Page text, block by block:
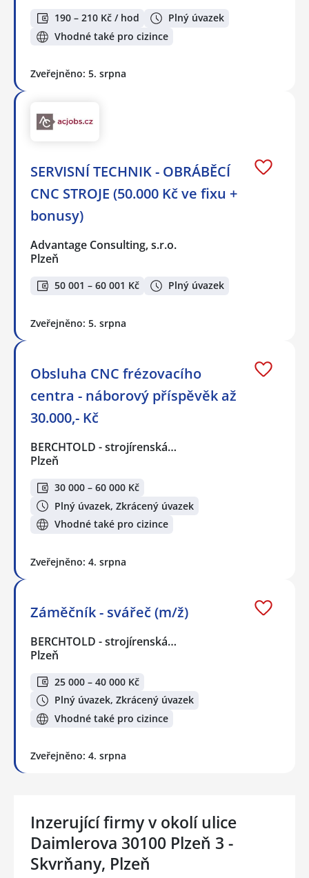
190 – 210 Kč / hod
Plný úvazek
Vhodné také pro cizince
Zveřejněno: 5. srpna
SERVISNÍ TECHNIK - OBRÁBĚCÍ
CNC STROJE (50.000 Kč ve fixu +
bonusy)
Advantage Consulting, s.r.o.
Plzeň
50 001 – 60 001 Kč Plný úvazek
Zveřejněno: 5. srpna
Obsluha CNC frézovacího
centra - náborový příspěvěk až
30.000,- Kč
BERCHTOLD - strojírenská…
Plzeň
30 000 – 60 000 Kč
Plný úvazek, Zkrácený úvazek
Vhodné také pro cizince
Zveřejněno: 4. srpna
Záměčník - svářeč (m/ž)
BERCHTOLD - strojírenská…
Plzeň
25 000 – 40 000 Kč
Plný úvazek, Zkrácený úvazek
Vhodné také pro cizince
Zveřejněno: 4. srpna
Inzerující firmy v okolí ulice
Daimlerova 30100 Plzeň 3 -
Skvrňany, Plzeň